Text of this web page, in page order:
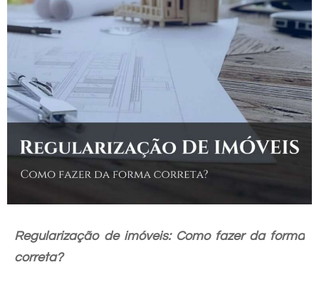
Regularização de imóveis: Como fazer da forma
correta?